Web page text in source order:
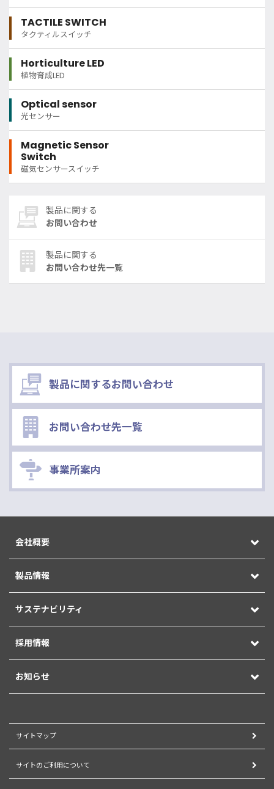
TACTILE SWITCH
タクティルスイッチ
Horticulture LED
植物育成LED
Optical sensor
光センサー
Magnetic Sensor
Switch
磁気センサースイッチ
製品に関する
お問い合わせ
製品に関する
お問い合わせ先一覧
製品に関するお問い合わせ
お問い合わせ先一覧
事業所案内
会社概要
製品情報
サステナビリティ
採用情報
お知らせ
サイトマップ
サイトのご利用について